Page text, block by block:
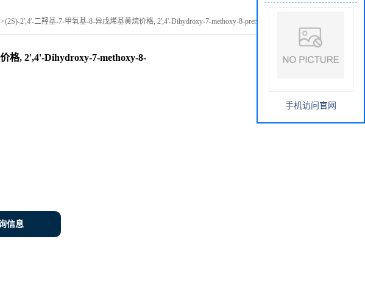
>(2S)-2',4'-二羟基-7-甲氧基-8-异戊烯基黄烷价格, 2',4'-Dihydroxy-7-methoxy-8-prenylflavan对照品,
格, 2',4'-Dihydroxy-7-methoxy-8-
信息
手机访问官网